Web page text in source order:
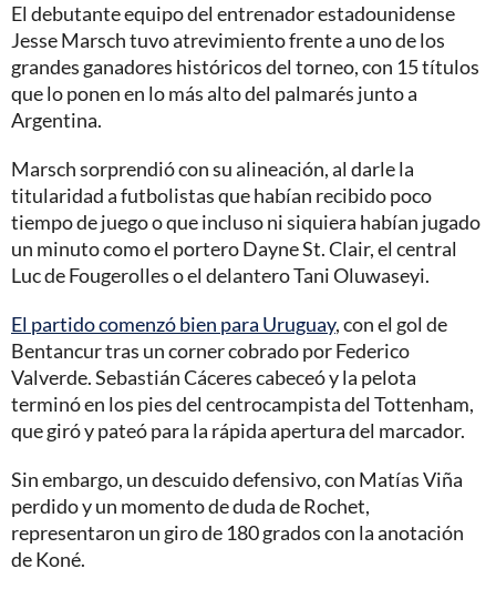
El debutante equipo del entrenador estadounidense
Jesse Marsch tuvo atrevimiento frente a uno de los
grandes ganadores históricos del torneo, con 15 títulos
que lo ponen en lo más alto del palmarés junto a
Argentina.
Marsch sorprendió con su alineación, al darle la
titularidad a futbolistas que habían recibido poco
tiempo de juego o que incluso ni siquiera habían jugado
un minuto como el portero Dayne St. Clair, el central
Luc de Fougerolles o el delantero Tani Oluwaseyi.
El partido comenzó bien para Uruguay, con el gol de
Bentancur tras un corner cobrado por Federico
Valverde. Sebastián Cáceres cabeceó y la pelota
terminó en los pies del centrocampista del Tottenham,
que giró y pateó para la rápida apertura del marcador.
Sin embargo, un descuido defensivo, con Matías Viña
perdido y un momento de duda de Rochet,
representaron un giro de 180 grados con la anotación
de Koné.